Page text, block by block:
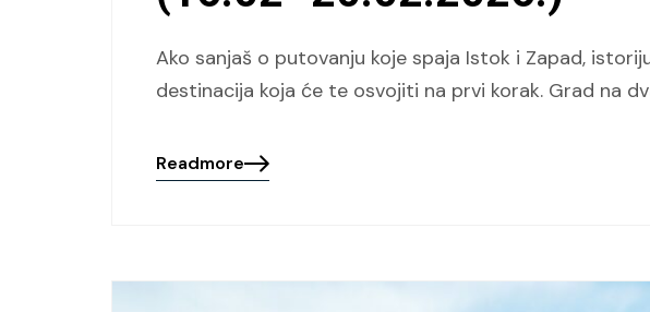
Ako sanjaš o putovanju koje spaja Istok i Zapad,
destinacija koja će te osvojiti na prvi korak. Grad na
Readmore